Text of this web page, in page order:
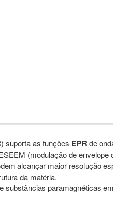
) suporta as funções EPR de
(modulação de envelope
alcançar maior resolução
da matéria.
substâncias paramagnéticas